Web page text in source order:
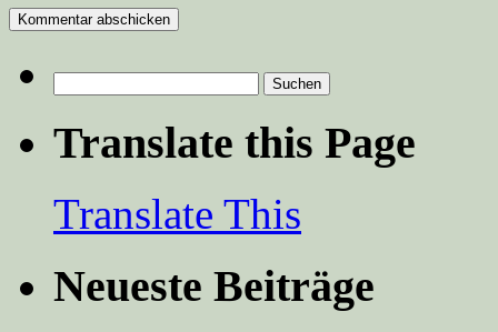
nach:
Translate this Page
Translate This
Neueste Beiträge